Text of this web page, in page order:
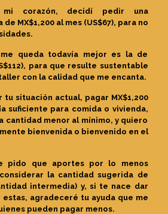
mi corazón, decidí pedir una
MX$1,200 al mes (US$67), para no
queda todavía mejor es la de
para que resulte sustentable
con la calidad que me encanta.
tu situación actual, pagar MX$1,200
suficiente para comida o vivienda,
cantidad menor al mínimo, y quiero
bienvenida o bienvenido en el
pido que aportes por lo menos
la cantidad sugerida de
intermedia) y, si te nace dar
estas, agradeceré tu ayuda que me
pueden pagar menos.